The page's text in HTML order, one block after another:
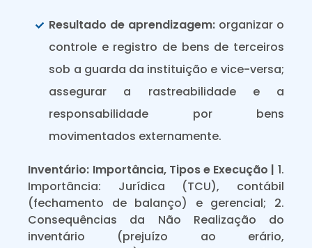
Resultado de aprendizagem: organizar o
controle e registro de bens de terceiros
sob a guarda da instituição e vice-versa;
assegurar a rastreabilidade e a
responsabilidade por bens
movimentados externamente.
Inventário: Importância, Tipos e Execução | 1.
Importância: Jurídica (TCU), contábil
(fechamento de balanço) e gerencial; 2.
Consequências da Não Realização do
inventário (prejuízo ao erário,